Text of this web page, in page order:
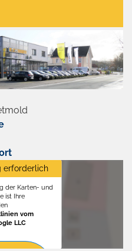
erforderlich
der Karten- und
ist Ihre
vom
LLC